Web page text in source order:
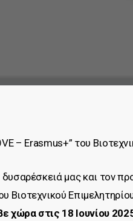
– Erasmus+” του
μας και τον
χώρα στις 18 Ιουνίου